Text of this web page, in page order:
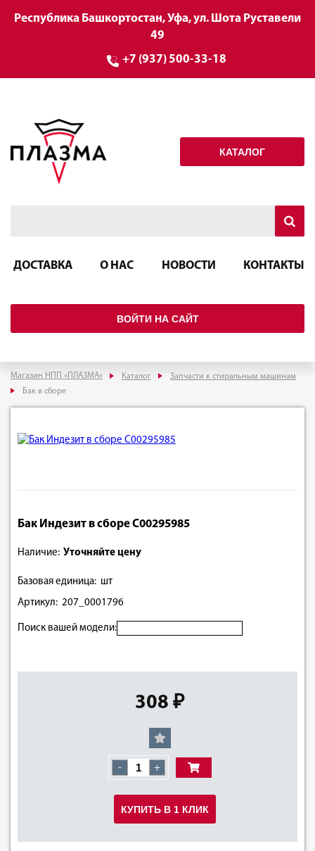
Республика Башкортостан, Уфа, ул. Шота Руставели
49
+7 (937) 500-33-18
КАТАЛОГ
ДОСТАВКА О НАС НОВОСТИ КОНТАКТЫ
ВОЙТИ НА САЙТ
Магазин НПП «ПЛАЗМА» Каталог
Запчасти к стиральным машинам
Бак в сборе
Бак Индезит в сборе C00295985
Наличие: Уточняйте цену
Базовая единица: шт
Артикул: 207_0001796
Поиск вашей модели:
308 ₽
- +
КУПИТЬ В 1 КЛИК